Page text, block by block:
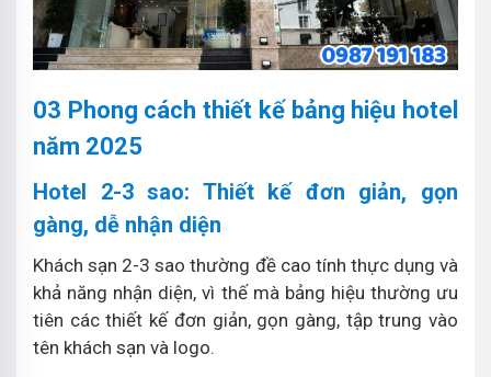
03 Phong cách thiết kế bảng hiệu hotel
năm 2025
Hotel 2-3 sao: Thiết kế đơn giản, gọn
gàng, dễ nhận diện
Khách sạn 2-3 sao thường đề cao tính thực dụng và
khả năng nhận diện, vì thế mà bảng hiệu thường ưu
tiên các thiết kế đơn giản, gọn gàng, tập trung vào
tên khách sạn và logo.